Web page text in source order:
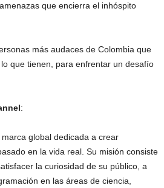
que encierra el inhóspito
más audaces de Colombia que
que tienen, para enfrentar un desafío
:
global dedicada a crear
en la vida real. Su misión consiste
la curiosidad de su público, a
en las áreas de ciencia,